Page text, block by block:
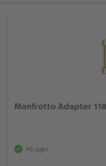
Manfrotto Adapter 118
På lager